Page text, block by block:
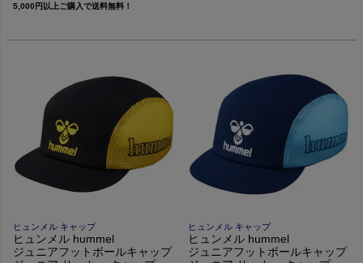
5,000円以上ご購入で送料無料！
ヒュンメル キャップ
ヒュンメル hummel
ジュニアフットボールキャップ
ヒュンメル キャップ
ヒュンメル hummel
ジュニアフットボールキャップ